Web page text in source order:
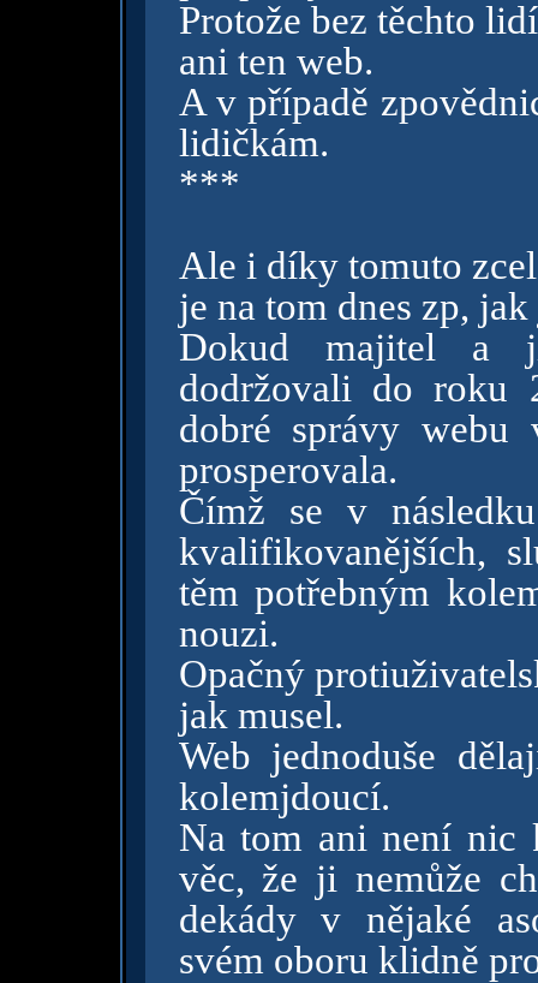
Protože bez těchto
ani ten web.
A v případě
lidičkám.
***
Ale i díky tomuto
je na tom dnes zp, jak
Dokud majitel a
dodržovali do roku
dobré správy webu
prosperovala.
Čímž se v
kvalifikovanějších,
těm potřebným
nouzi.
Opačný
jak musel.
Web jednoduše
kolemjdoucí.
Na tom ani není nic
věc, že ji nemůže
dekády v nějaké
svém oboru klidně